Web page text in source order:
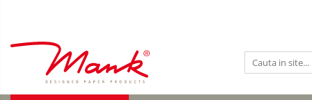
Toate Produsele
SERVETELE DE MASA, 3 STRATURI